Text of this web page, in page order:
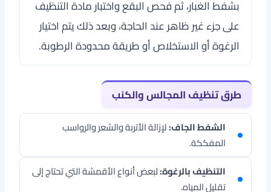
بشفط الغبار، ثم فحص البقع واختبار مادة التنظيف
على جزء غير ظاهر عند الحاجة، وبعد ذلك يتم اختيار
الرغوة أو الاستخلاص أو طريقة محدودة الرطوبة.
طرق تنظيف المجالس والكنب
الشفط الجاف:لإزالة الأتربة والشعر والرواسب
المفككة.
التنظيف بالرغوة:لبعض أنواع الأقمشة التي تحتاج إلى
تقليل المياه.